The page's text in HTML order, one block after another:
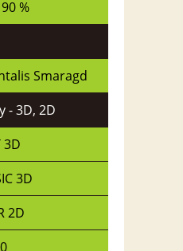
%
Smaragd
- 3D, 2D
3D
3D
2D